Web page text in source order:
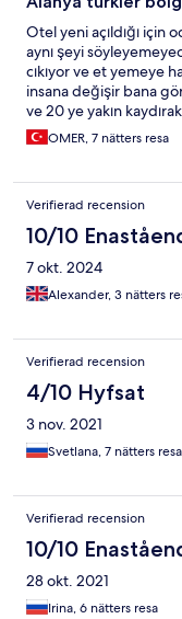
Otel yeni açıldığı için
aynı şeyi
cıkıyor ve et yemeye
insana değişir bana
ve 20 ye yakın
yeterliydi.Genellikle
içilebilecek tek içki bira
OMER, 7 nätters resa
Verifierad recension
10/10
7 okt. 2024
Alexander, 3 nätters
Verifierad recension
4/10 Hyfsat
3 nov. 2021
Svetlana, 7 nätters resa
Verifierad recension
10/10
28 okt. 2021
Irina, 6 nätters resa